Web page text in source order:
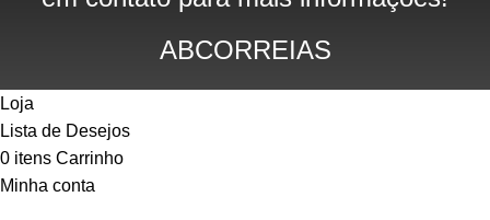
ABCORREIAS
Loja
Lista de Desejos
0 itens Carrinho
Minha conta